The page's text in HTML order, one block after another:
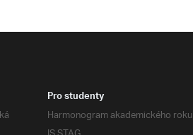
Pro studenty
Harmonogram akademického roku